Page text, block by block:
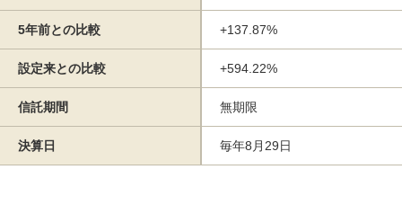
5年前との比較 +137.87%
設定来との比較 +594.22%
信託期間 無期限
決算日 毎年8月29日